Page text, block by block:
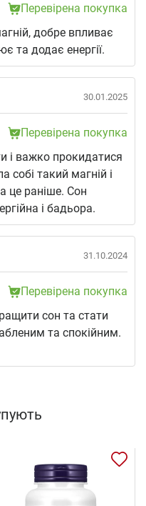
Перевірена покупка
добре впливає
та додає енергії.
30.01.2025
Перевірена покупка
і важко прокидатися
собі такий магній і
це раніше. Сон
і бадьора.
31.10.2024
Перевірена покупка
сон та стати
та спокійним.